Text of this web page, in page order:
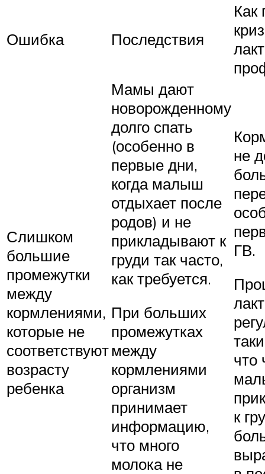
Ошибка Последствия
Как
Слишком
большие
промежутки
между
кормлениями,
которые не
соответствуют
возрасту
ребенка
Мамы дают
новорожденному
долго спать
(особенно в
первые дни,
когда малыш
отдыхает после
родов) и не
прикладывают к
груди так часто,
как требуется.
При больших
промежутках
между
кормлениями
организм
принимает
информацию,
что много
молока не
не
ГВ.
что
к